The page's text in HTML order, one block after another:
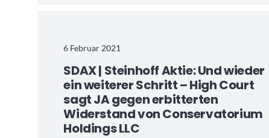
6 Februar 2021
SDAX | Steinhoff Aktie: Und wieder
ein weiterer Schritt – High Court
sagt JA gegen erbitterten
Widerstand von Conservatorium
Holdings LLC